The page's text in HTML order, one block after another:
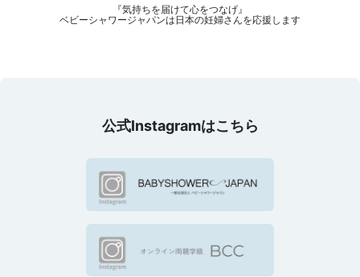
『気持ちを届けて心をつなげ』
ベビーシャワージャパンは日本の妊婦さんを応援します
公式Instagramはこちら